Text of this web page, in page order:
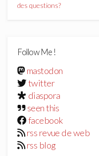
des questions?
Follow Me !
mastodon
twitter
diaspora
seen this
facebook
rss revue de web
rss blog